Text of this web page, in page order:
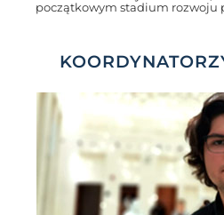
początkowym stadium rozwoju